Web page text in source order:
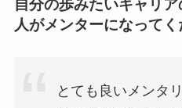
自分の歩みたいキャリ
人がメンターになって
とても良いメンタ